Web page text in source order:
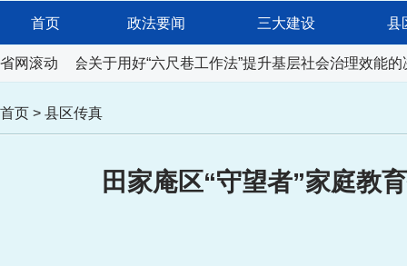
首页 政法要闻 三大建设 县
省网滚动
务委员会关于用好“六尺巷工作法”提升基层社会治理效能的
首页 > 县区传真
田家庵区“守望者”家庭教